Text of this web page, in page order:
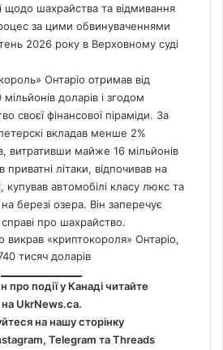
щодо шахрайства та відмивання
за цими обвинуваченнями
2026 року в Верховному суді
Онтаріо отримав від
доларів і згодом
своєї фінансової піраміди. За
вкладав менше 2%
витративши майже 16 мільйонів
літаки, відпочивав на
купував автомобілі класу люкс та
березі озера. Він заперечує
про шахрайство.
викрав «криптокороля» Онтаріо,
тисяч доларів
про події у Канаді читайте
на UkrNews.ca.
на нашу сторінку
Telegram таThreads